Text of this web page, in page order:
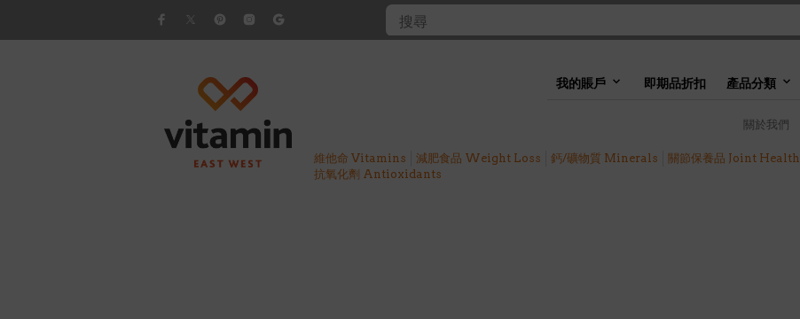
我的賬戶 即期品折扣 產品分類
關於我們
維他命 Vitamins 減肥食品 Weight Loss 鈣/礦物質 Minerals 關節保養品 Joint Health
抗氧化劑 Antioxidants